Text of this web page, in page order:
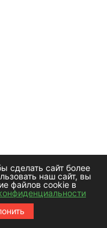
сделать сайт более
наш сайт, вы
файлов cookie в